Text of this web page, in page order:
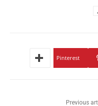
Pinterest
Previous